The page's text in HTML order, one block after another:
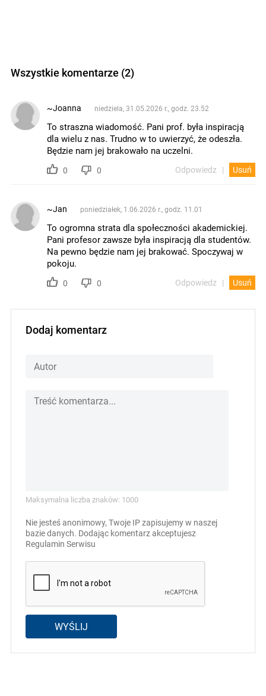
Wszystkie komentarze (2)
~Joanna niedziela, 31.05.2026 r., godz. 23.52
To straszna wiadomość. Pani prof. była inspiracją
dla wielu z nas. Trudno w to uwierzyć, że odeszła.
Będzie nam jej brakowało na uczelni.
0 0 Odpowiedz Usuń
~Jan poniedziałek, 1.06.2026 r., godz. 11.01
To ogromna strata dla społeczności akademickiej.
Pani profesor zawsze była inspiracją dla studentów.
Na pewno będzie nam jej brakować. Spoczywaj w
pokoju.
0 0 Odpowiedz Usuń
Dodaj komentarz
Maksymalna liczba znaków: 1000
Nie jesteś anonimowy, Twoje IP zapisujemy w naszej
bazie danych. Dodając komentarz akceptujesz
Regulamin Serwisu
WYŚLIJ